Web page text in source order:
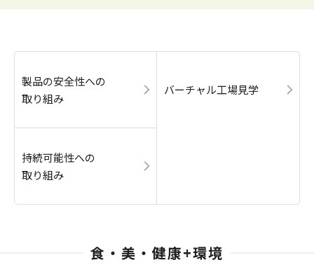
製品の安全性への
取り組み
バーチャル工場見学
持続可能性への
取り組み
食・美・健康+環境